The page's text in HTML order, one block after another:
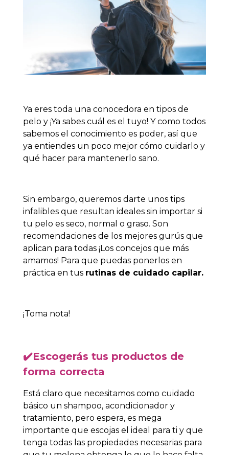
Ya eres toda una conocedora en tipos de
pelo y ¡Ya sabes cuál es el tuyo! Y como todos
sabemos el conocimiento es poder, así que
ya entiendes un poco mejor cómo cuidarlo y
qué hacer para mantenerlo sano.
Sin embargo, queremos darte unos tips
infalibles que resultan ideales sin importar si
tu pelo es seco, normal o graso. Son
recomendaciones de los mejores gurús que
aplican para todas ¡Los concejos que más
amamos! Para que puedas ponerlos en
práctica en tus rutinas de cuidado capilar.
¡Toma nota!
✔️Escogerás tus productos de
forma correcta
Está claro que necesitamos como cuidado
básico un shampoo, acondicionador y
tratamiento, pero espera, es mega
importante que escojas el ideal para ti y que
tenga todas las propiedades necesarias para